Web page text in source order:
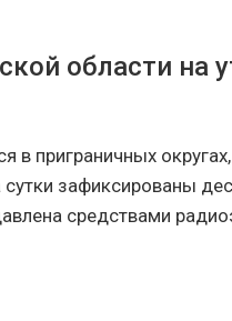
области на
в приграничных
зафиксированы
средствами